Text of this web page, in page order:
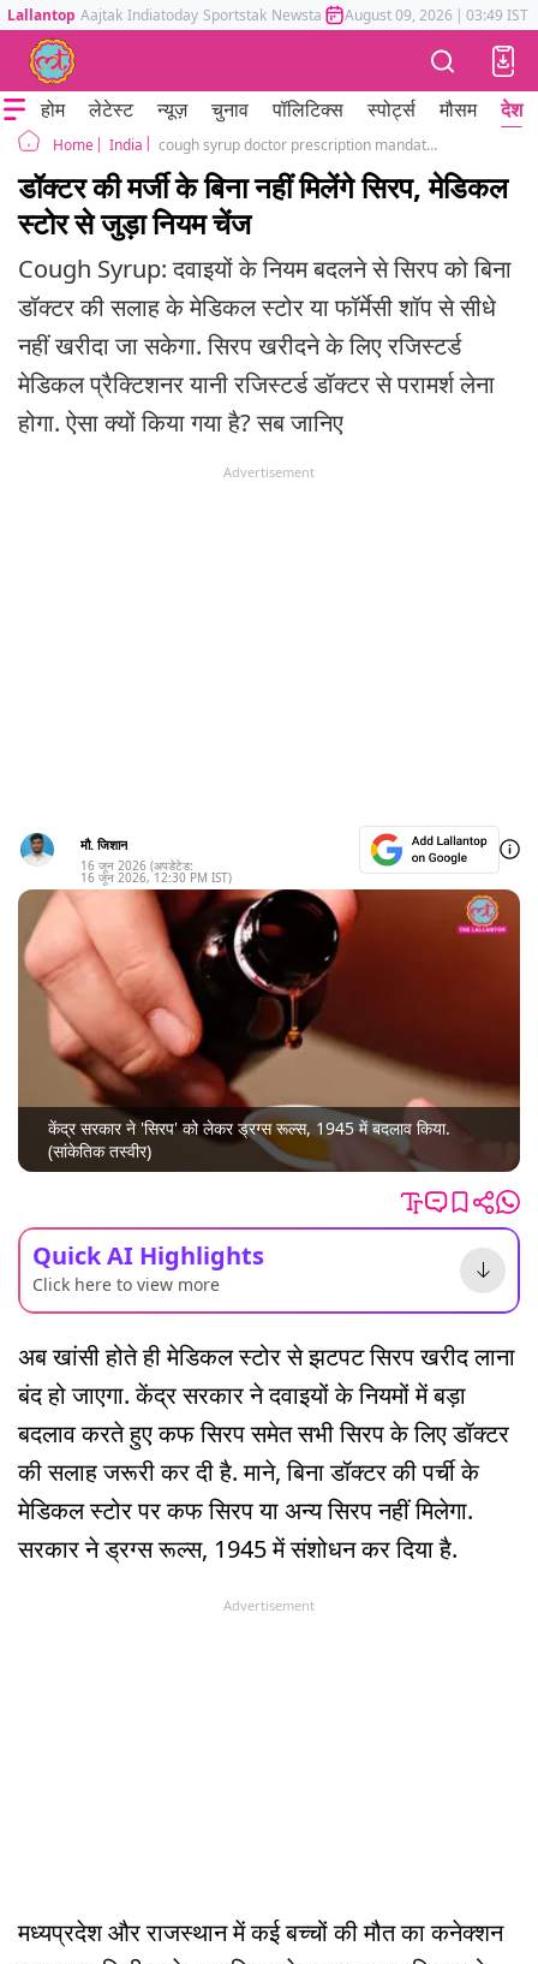
Lallantop Aajtak Indiatoday Sportstak Newstak Mumbai Tak Astrotak
August 09, 2026 | 03:49 IST
होम लेटेस्ट न्यूज़ चुनाव पॉलिटिक्स स्पोर्ट्स मौसम देश
Home India cough syrup doctor prescription mandatory in india drugs rules 1945 amendment
डॉक्टर की मर्जी के बिना नहीं मिलेंगे सिरप, मेडिकल
स्टोर से जुड़ा नियम चेंज
Cough Syrup: दवाइयों के नियम बदलने से सिरप को बिना
डॉक्टर की सलाह के मेडिकल स्टोर या फॉर्मेसी शॉप से सीधे
नहीं खरीदा जा सकेगा. सिरप खरीदने के लिए रजिस्टर्ड
मेडिकल प्रैक्टिशनर यानी रजिस्टर्ड डॉक्टर से परामर्श लेना
होगा. ऐसा क्यों किया गया है? सब जानिए
Advertisement
मौ. जिशान
16 जून 2026 (अपडेटेड:
16 जून 2026, 12:30 PM IST)
केंद्र सरकार ने 'सिरप' को लेकर ड्रग्स रूल्स, 1945 में बदलाव किया.
(सांकेतिक तस्वीर)
Quick AI Highlights
Click here to view more
अब खांसी होते ही मेडिकल स्टोर से झटपट सिरप खरीद लाना
बंद हो जाएगा. केंद्र सरकार ने दवाइयों के नियमों में बड़ा
बदलाव करते हुए कफ सिरप समेत सभी सिरप के लिए डॉक्टर
की सलाह जरूरी कर दी है. माने, बिना डॉक्टर की पर्ची के
मेडिकल स्टोर पर कफ सिरप या अन्य सिरप नहीं मिलेगा.
सरकार ने ड्रग्स रूल्स, 1945 में संशोधन कर दिया है.
Advertisement
मध्यप्रदेश और राजस्थान में कई बच्चों की मौत का कनेक्शन